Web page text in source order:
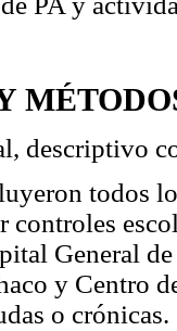
descriptivo
todos
controles
General
y Centro
o crónicas.